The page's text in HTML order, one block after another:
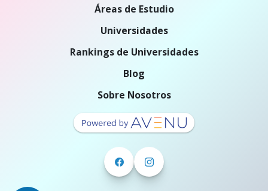
Áreas de Estudio
Universidades
Rankings de Universidades
Blog
Sobre Nosotros